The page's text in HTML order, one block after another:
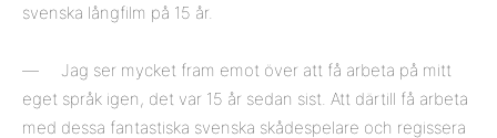
svenska långfilm på 15 år.
— Jag ser mycket fram emot över att få arbeta på mitt
eget språk igen, det var 15 år sedan sist. Att därtill få arbeta
med dessa fantastiska svenska skådespelare och regissera